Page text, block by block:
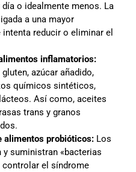
o idealmente menos. La
a una mayor
reducir o eliminar el
inflamatorios:
azúcar añadido,
químicos sintéticos,
Así como, aceites
trans y granos
alimentos probióticos: Los
suministran «bacterias
controlar el síndrome